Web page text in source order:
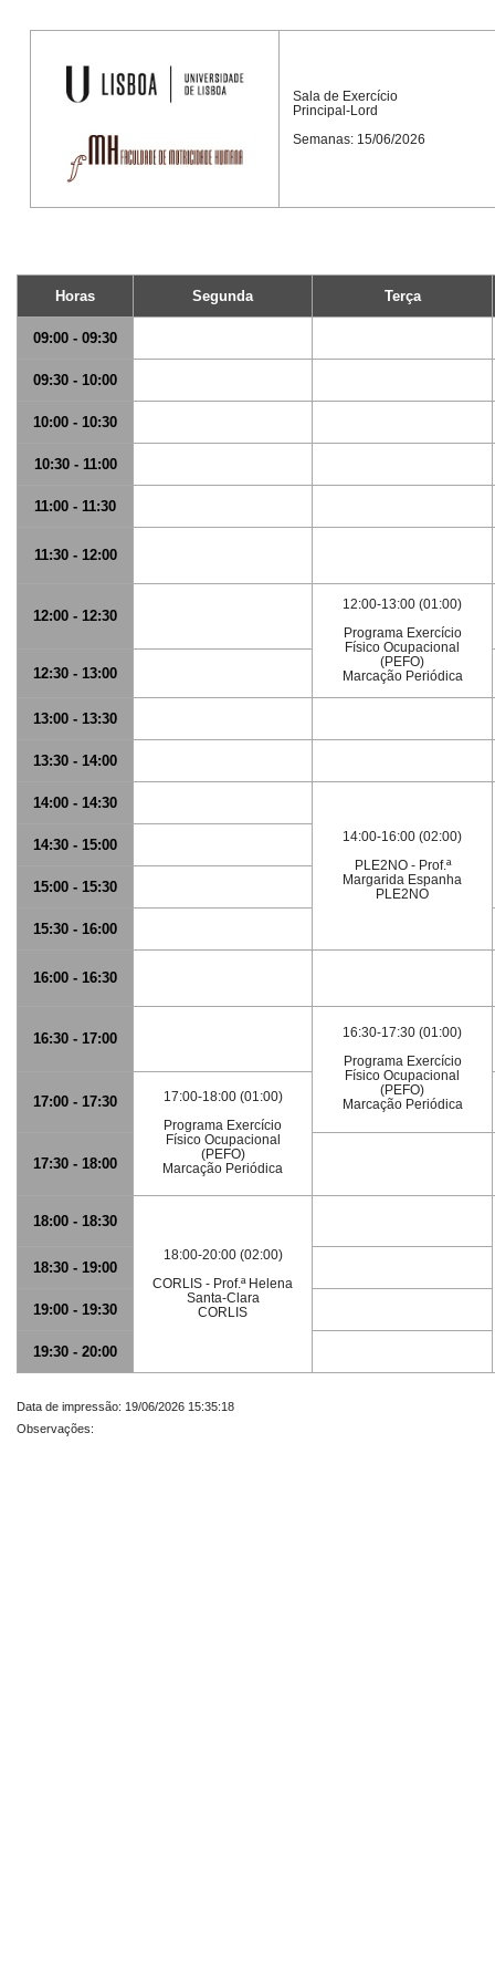
Sala de Exercício
Principal-Lord
Semanas: 15/06/2026
Horas Segunda Terça
09:00 - 09:30
09:30 - 10:00
10:00 - 10:30
10:30 - 11:00
11:00 - 11:30
11:30 - 12:00
12:00 - 12:30
12:00-13:00 (01:00)
Programa Exercício
Físico Ocupacional
(PEFO)
Marcação Periódica
12:30 - 13:00
13:00 - 13:30
13:30 - 14:00
14:00 - 14:30
14:00-16:00 (02:00)
PLE2NO - Prof.ª
Margarida Espanha
PLE2NO
14:30 - 15:00
15:00 - 15:30
15:30 - 16:00
16:00 - 16:30
16:30 - 17:00
16:30-17:30 (01:00)
Programa Exercício
Físico Ocupacional
(PEFO)
Marcação Periódica
17:00 - 17:30
17:00-18:00 (01:00)
Programa Exercício
Físico Ocupacional
(PEFO)
Marcação Periódica
17:30 - 18:00
18:00 - 18:30
18:00-20:00 (02:00)
CORLIS - Prof.ª Helena
Santa-Clara
CORLIS
18:30 - 19:00
19:00 - 19:30
19:30 - 20:00
Data de impressão: 19/06/2026 15:35:18
Observações: